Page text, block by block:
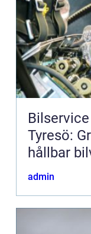
Tyresö:
hållbar
admin